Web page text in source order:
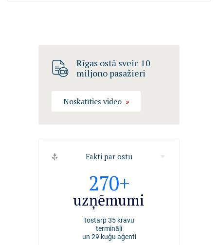
Rīgas ostā sveic 10
miljono pasažieri
Noskatīties video
Fakti par ostu
270+
uzņēmumi
tostarp 35 kravu
termināļi
un 29 kuģu aģenti